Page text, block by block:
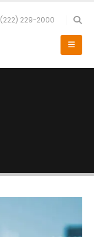
(222) 229-2000